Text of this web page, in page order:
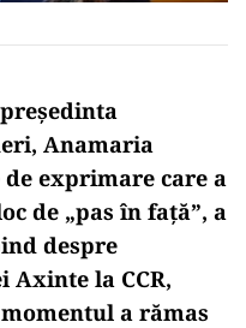
Anamaria
exprimare care a
de „pas în față”, a
despre
Axinte la CCR,
a rămas